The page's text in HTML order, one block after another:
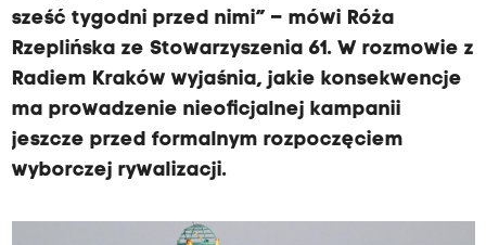
sześć tygodni przed nimi” – mówi Róża
Rzeplińska ze Stowarzyszenia 61. W rozmowie z
Radiem Kraków wyjaśnia, jakie konsekwencje
ma prowadzenie nieoficjalnej kampanii
jeszcze przed formalnym rozpoczęciem
wyborczej rywalizacji.